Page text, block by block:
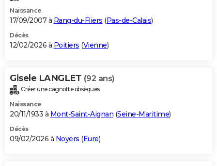
Naissance
17/09/2007 à Rang-du-Fliers (Pas-de-Calais)
Décès
12/02/2026 à Poitiers (Vienne)
Gisele LANGLET (92 ans)
Créer une cagnotte obsèques
Naissance
20/11/1933 à Mont-Saint-Aignan (Seine-Maritime)
Décès
09/02/2026 à Noyers (Eure)